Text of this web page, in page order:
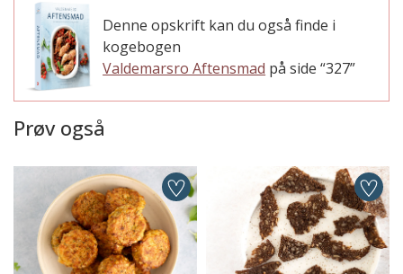
Denne opskrift kan du også finde i
kogebogen
Valdemarsro Aftensmad på side “327”
Prøv også